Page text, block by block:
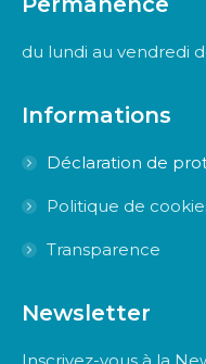
opensopens
du lundi au vendredi
Informations
Déclaration de
Politique de
Transparence
Newsletter